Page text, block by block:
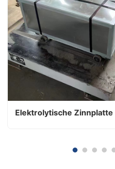
Elektrolytische Zinnplatte